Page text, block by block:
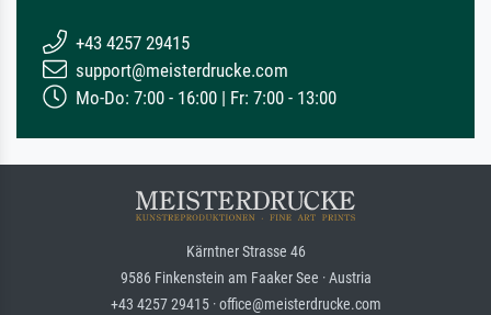
+43 4257 29415
support@meisterdrucke.com
Mo-Do: 7:00 - 16:00 | Fr: 7:00 - 13:00
Kärntner Strasse 46
9586 Finkenstein am Faaker See · Austria
+43 4257 29415 · office@meisterdrucke.com